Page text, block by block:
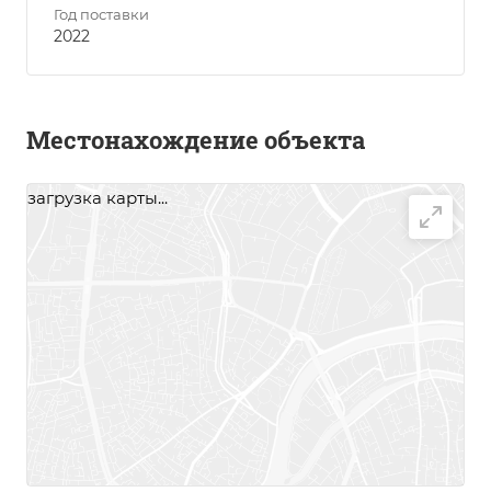
Год поставки
2022
Местонахождение объекта
загрузка карты...